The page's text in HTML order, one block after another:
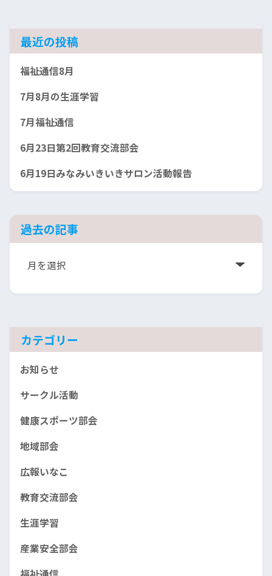
最近の投稿
福祉通信8月
7月8月の生涯学習
7月福祉通信
6月23日第2回教育交流部会
6月19日みなみいきいきサロン活動報告
過去の記事
ア
カ
ブ
カテゴリー
お知らせ
サークル活動
健康スポーツ部会
地域部会
広報いなこ
教育交流部会
生涯学習
産業安全部会